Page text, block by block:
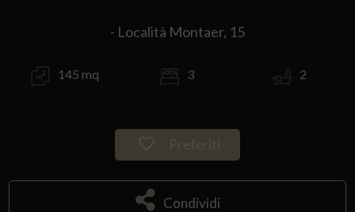
- Località Montaer, 15
145 mq 3 2
Preferiti
Condividi